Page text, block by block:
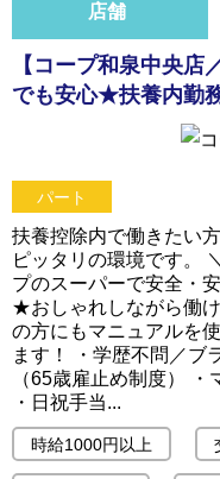
店舗
【コープ和泉中央
でも安心★扶養内勤
パート
扶養控除内で働きたい
ピッタリの環境です。
プのスーパーで安全・
★おしゃれしながら働
の方にもマニュアルを
ます！ ・学歴不問／ブ
（65歳雇止め制度）
・日祝手当...
時給1000円以上